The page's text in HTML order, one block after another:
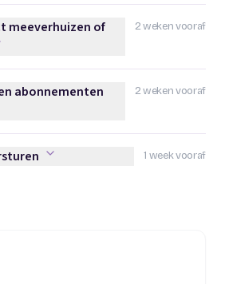
2 weken vooraf
of overstappen afvinken
meeverhuizen of
2 weken vooraf
doorgeven afvinken
abonnementen
1 week vooraf
afvinken